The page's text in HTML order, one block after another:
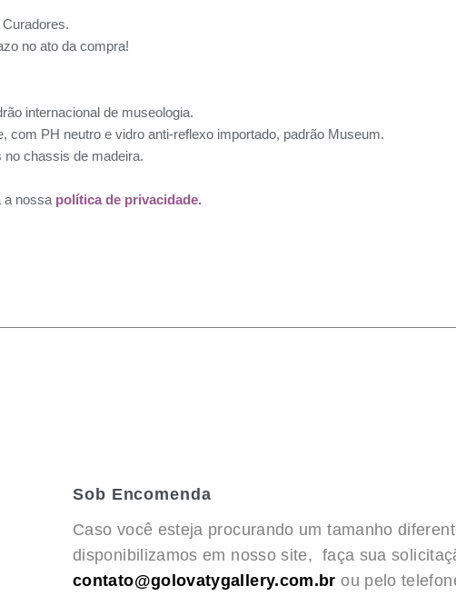
no ato da compra!
internacional de museologia.
com PH neutro e vidro anti-reflexo importado, padrão Museum.
chassis de madeira.
a nossa política de privacidade.
Sob Encomenda
Caso você esteja procurando um tamanho
disponibilizamos em nosso site, faça sua
contato@golovatygallery.com.br ou pelo